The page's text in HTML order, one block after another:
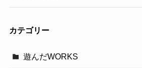
カテゴリー
遊んだWORKS